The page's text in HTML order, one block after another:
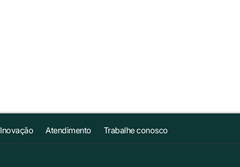
Inovação Atendimento Trabalhe conosco